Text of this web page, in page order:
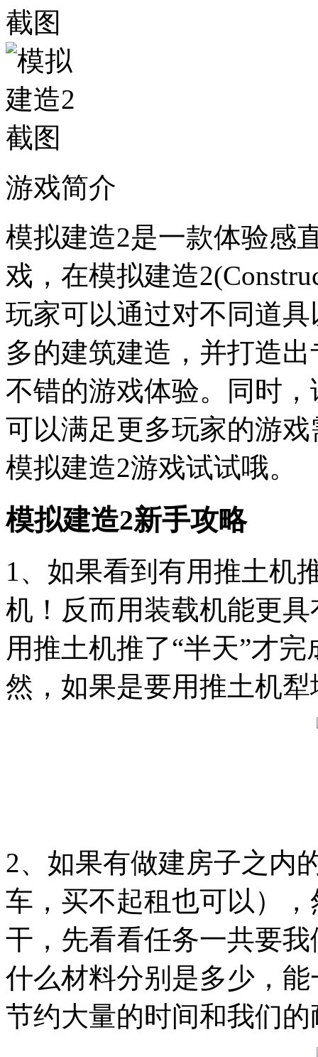
游戏简介
模拟建造2是一款体验感
戏，在模拟建造
玩家可以通过对不同道
多的建筑建造，并打造
不错的游戏体验。同时
可以满足更多玩家的游
模拟建造2游戏试试哦。
模拟建造2新手攻略
1、如果看到有用推土机
机！反而用装载机能更
用推土机推了“半天”才
然，如果是要用推土机
2、如果有做建房子之内
车，买不起租也可以）
干，先看看任务一共要
什么材料分别是多少，
节约大量的时间和我们的